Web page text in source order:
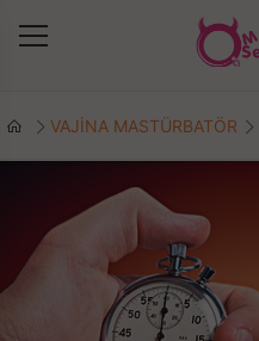
VAJİNA MASTÜRBATÖR